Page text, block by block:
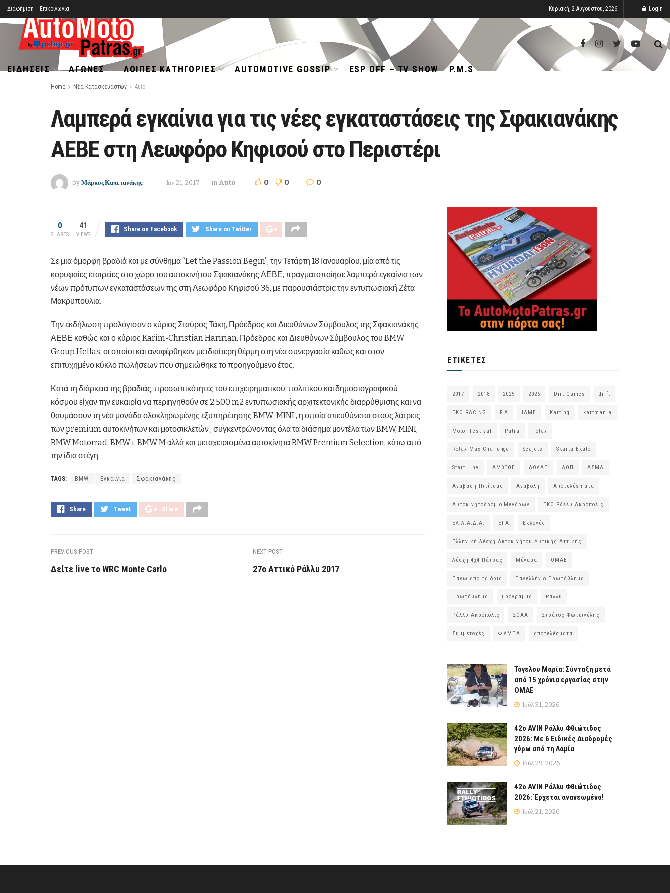
Διαφήμιση Επικοινωνία Κυριακή, 2 Αυγούστου, 2026 Login
ΕΙΔΉΣΕΙΣ ΑΓΏΝΕΣ ΛΟΙΠΈΣ ΚΑΤΗΓΟΡΊΕΣ AUTOMOTIVE GOSSIP ESP OFF – TV SHOW P.M.S
Home Νέα Κατασκευαστών Auto
Λαμπερά εγκαίνια για τις νέες εγκαταστάσεις της Σφακιανάκης
ΑΕΒΕ στη Λεωφόρο Κηφισού στο Περιστέρι
by Μάρκος Καπετανάκης Ιαν 21, 2017 in Auto 0 0 0
0
SHARES
41
VIEWS
Share on Facebook Share on Twitter
Σε μια όμορφη βραδιά και με σύνθημα “Let the Passion Begin”, την Τετάρτη 18 Ιανουαρίου, μία από τις
κορυφαίες εταιρείες στο χώρο του αυτοκινήτου Σφακιανάκης ΑΕΒΕ, πραγματοποίησε λαμπερά εγκαίνια των
νέων πρότυπων εγκαταστάσεων της στη Λεωφόρο Κηφισού 36, με παρουσιάστρια την εντυπωσιακή Ζέτα
Μακρυπούλια.
Την εκδήλωση προλόγισαν ο κύριος Σταύρος Τάκη, Πρόεδρος και Διευθύνων Σύμβουλος της Σφακιανάκης
ΑΕΒΕ καθώς και ο κύριος Karim-Christian Haririan, Πρόεδρος και Διευθύνων Σύμβουλος του BMW
Group Hellas, οι οποίοι και αναφέρθηκαν με ιδιαίτερη θέρμη στη νέα συνεργασία καθώς και στον
επιτυχημένο κύκλο πωλήσεων που σημειώθηκε το προηγούμενο έτος.
Κατά τη διάρκεια της βραδιάς, προσωπικότητες του επιχειρηματικού, πολιτικού και δημοσιογραφικού
κόσμου είχαν την ευκαιρία να περιηγηθούν σε 2.500 m2 εντυπωσιακής αρχιτεκτονικής διαρρύθμισης και να
θαυμάσουν τη νέα μονάδα ολοκληρωμένης εξυπηρέτησης BMW-MINI , η οποία απευθύνεται στους λάτρεις
των premium αυτοκινήτων και μοτοσικλετών , συγκεντρώνοντας όλα τα διάσημα μοντέλα των BMW, MINI,
BMW Motorrad, BMW i, BMW M αλλά και μεταχειρισμένα αυτοκίνητα BMW Premium Selection, κάτω από
την ίδια στέγη.
TAGS: BMW Εγκαίνια Σφακιανάκης
Share Tweet Share
PREVIOUS POST
Δείτε live το WRC Monte Carlo
NEXT POST
27ο Αττικό Ράλλυ 2017
ΕΤΙΚΈΤΕΣ
2017 2018 2025 2026 Dirt Games drift
EKO RACING FIA IAME Karting kartmania
Motor Festival Patra rotax
Rotax Max Challenge Seajets Skarta Ekato
Start Line ΑΜΟΤΟΕ ΑΟΛΑΠ ΑΟΠ ΑΣΜΑ
Ανάβαση Πιτίτσας Αναβολή Αποτελέsmατα
Αυτοκινητοδρόμιο Μεγάρων ΕΚΟ Ράλλυ Ακρόπολις
ΕΛ.Λ.Α.Δ.Α. ΕΠΑ Εκλογές
Ελληνική Λέσχη Αυτοκινήτου Δυτικής Αττικής
Λέσχη 4χ4 Πάτρας Μέγαρα ΟΜΑΕ
Πάνω από τα όρια Πανελλήνιο Πρωτάθλημα
Πρωτάθλημα Πρόγραμμα Ράλλυ
Ράλλυ Ακρόπολις ΣΟΑΑ Στράτος Φωτεινέλης
Συμμετοχές ΦΙΛΜΠΑ αποτελέσματα
Τόγελου Μαρία: Σύνταξη μετά
από 15 χρόνια εργασίας στην
ΟΜΑΕ
Ιούλ 31, 2026
42ο AVIN Ράλλυ Φθιώτιδος
2026: Με 6 Ειδικές Διαδρομές
γύρω από τη Λαμία
Ιούλ 29, 2026
42ο AVIN Ράλλυ Φθιώτιδος
2026: Έρχεται ανανεωμένο!
Ιούλ 21, 2026